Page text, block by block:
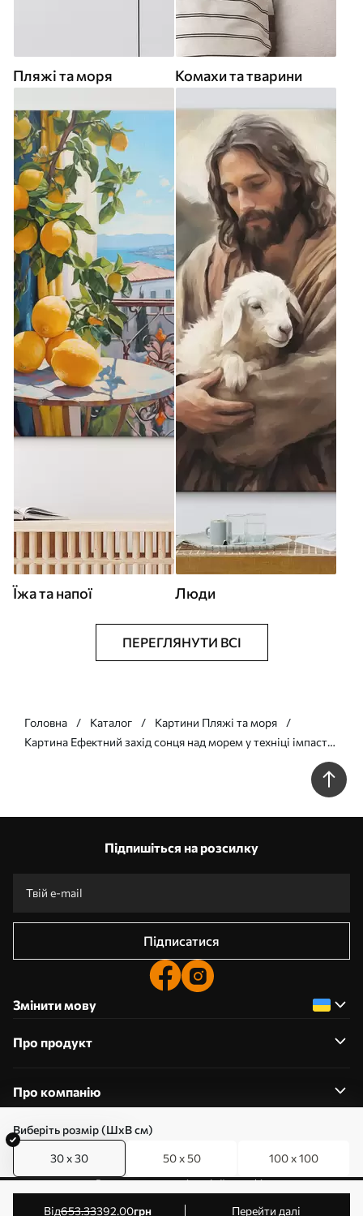
Виберіть розмір (ШхВ см)
30 x 30 50 x 50 100 x 100
від653.33392.00грн Перейти далі
Пляжі та моря Комахи та тварини
Їжа та напої Люди
ПЕРЕГЛЯНУТИ ВСІ
Головна Каталог
Картини Пляжі та моря
Картина Ефектний захід сонця над морем у техніці імпасто
Підпишіться на розсилку
Підписатися
Змінити мову
Про продукт
Про компанію
0800357223
Редагування дозволів на файли cookie
© 2011-2026 Art-holst. Усі права захищені. Власник: